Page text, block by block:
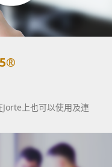
上也可以使用及連